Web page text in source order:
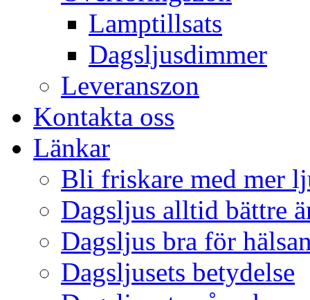
Lamptillsats
Dagsljusdimmer
Leveranszon
Kontakta oss
Länkar
Bli friskare med mer
Dagsljus alltid bättre
Dagsljus bra för
Dagsljusets betydelse